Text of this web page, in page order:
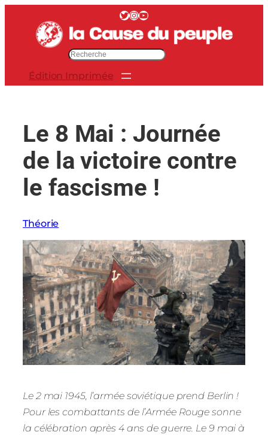
contenu
Twitter InstagramYouTube
e
Édition Imprimée
Le 8 Mai : Journée
de la victoire contre
le fascisme !
Théorie
Le 2 mai 1945, l’armée soviétique prend Berlin !
Pour les combattants de l’Armée Rouge sonne
la célébration après 4 ans de guerre. Le 9 mai à